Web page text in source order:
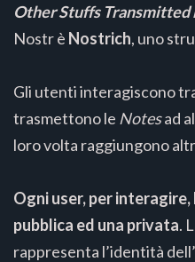
Other Stuffs Transmitted
Nostr è Nostrich, uno
Gli utenti interagiscono
trasmettono le Notesad
loro volta raggiungono
Ogni user, per
pubblica ed una privata.
rappresenta l’identità